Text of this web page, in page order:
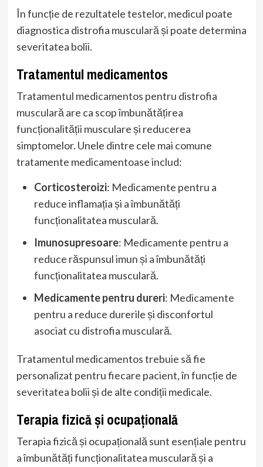
În funcție de rezultatele testelor, medicul poate
diagnostica distrofia musculară și poate determina
severitatea bolii.
Tratamentul medicamentos
Tratamentul medicamentos pentru distrofia
musculară are ca scop îmbunătățirea
funcționalității musculare și reducerea
simptomelor. Unele dintre cele mai comune
tratamente medicamentoase includ:
Corticosteroizi: Medicamente pentru a
reduce inflamația și a îmbunătăți
funcționalitatea musculară.
Imunosupresoare: Medicamente pentru a
reduce răspunsul imun și a îmbunătăți
funcționalitatea musculară.
Medicamente pentru dureri: Medicamente
pentru a reduce durerile și disconfortul
asociat cu distrofia musculară.
Tratamentul medicamentos trebuie să fie
personalizat pentru fiecare pacient, în funcție de
severitatea bolii și de alte condiții medicale.
Terapia fizică și ocupațională
Terapia fizică și ocupațională sunt esențiale pentru
a îmbunătăți funcționalitatea musculară și a